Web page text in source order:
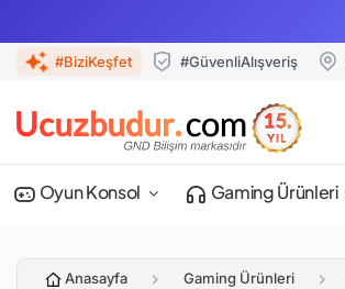
#BiziKeşfet #GüvenliAlışveriş
Oyun Konsol Gaming Ürünleri
Anasayfa Gaming Ürünleri